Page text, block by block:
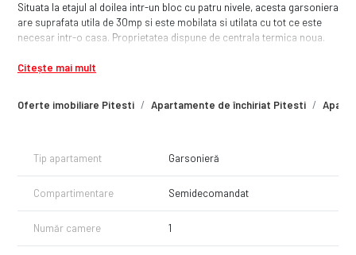
Oferte imobiliare Pitesti Apartamente de închiriat Pitesti
Situata la etajul al doilea intr-un bloc cu patru nivele, acesta garsoniera
are suprafata utila de 30mp si este mobilata si utilata cu tot ce este
necesar intr-o casa. Proprietatea dispune de centrala termica noua.
drag la vizionare!
Citește mai mult
Tip apartament Garsonieră
Compartimentare Semidecomandat
Număr camere 1